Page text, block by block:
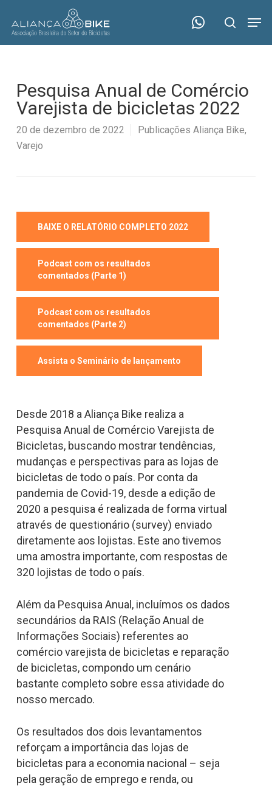
main
search
Pesquisa Anual de Comércio
Varejista de bicicletas 2022
20 de dezembro de 2022 Publicações Aliança Bike,
Varejo
BAIXE O RELATÓRIO COMPLETO 2022
Podcast com os resultados
comentados (Parte 1)
Podcast com os resultados
comentados (Parte 2)
Assista o Seminário de lançamento
Desde 2018 a Aliança Bike realiza a
Pesquisa Anual de Comércio Varejista de
Bicicletas, buscando mostrar tendências,
mudanças e perspectivas para as lojas de
bicicletas de todo o país. Por conta da
pandemia de Covid-19, desde a edição de
2020 a pesquisa é realizada de forma virtual
através de questionário (survey) enviado
diretamente aos lojistas. Este ano tivemos
uma amostra importante, com respostas de
320 lojistas de todo o país.
Além da Pesquisa Anual, incluímos os dados
secundários da RAIS (Relação Anual de
Informações Sociais) referentes ao
comércio varejista de bicicletas e reparação
de bicicletas, compondo um cenário
bastante completo sobre essa atividade do
nosso mercado.
Os resultados dos dois levantamentos
reforçam a importância das lojas de
bicicletas para a economia nacional – seja
pela geração de emprego e renda, ou